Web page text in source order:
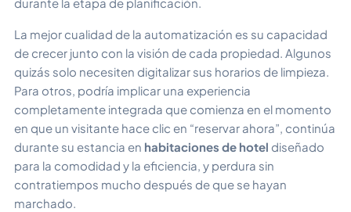
La mejor cualidad de la automatización es su capacidad
de crecer junto con la visión de cada propiedad. Algunos
quizás solo necesiten digitalizar sus horarios de limpieza.
Para otros, podría implicar una experiencia
completamente integrada que comienza en el momento
en que un visitante hace clic en “reservar ahora”, continúa
durante su estancia en habitaciones de hotel diseñado
para la comodidad y la eficiencia, y perdura sin
contratiempos mucho después de que se hayan
marchado.